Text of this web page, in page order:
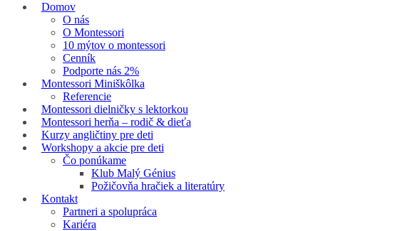
Domov
O nás
O Montessori
10 mýtov o montessori
Cenník
Podporte nás 2%
Montessori Miniškôlka
Referencie
Montessori dielničky s lektorkou
Montessori herňa – rodič & dieťa
Kurzy angličtiny pre deti
Workshopy a akcie pre deti
Čo ponúkame
Klub Malý Génius
Požičovňa hračiek a literatúry
Kontakt
Partneri a spolupráca
Kariéra